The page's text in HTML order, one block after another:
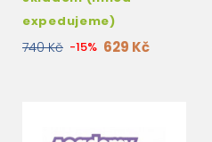
expedujeme)
740 Kč -15% 629 Kč